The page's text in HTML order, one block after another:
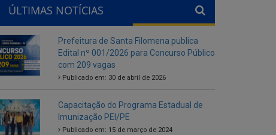
ÚLTIMAS NOTÍCIAS
Prefeitura de Santa Filomena publica
Edital nº 001/2026 para Concurso Público
com 209 vagas
Publicado em: 30 de abril de 2026
Capacitação do Programa Estadual de
Imunização PEI/PE
Publicado em: 15 de março de 2024